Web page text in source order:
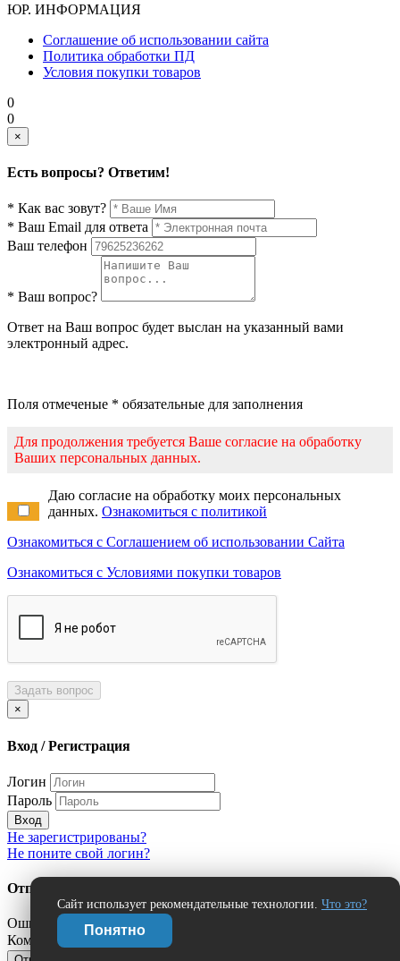
ЮР. ИНФОРМАЦИЯ
Соглашение об использовании сайта
Политика обработки ПД
Условия покупки товаров
Сайт использует рекомендательные технологии. Что это?
Понятно
0
0
×
Есть вопросы? Ответим!
* Как вас зовут?
* Ваш Email для ответа
Ваш телефон
* Ваш вопрос?
Ответ на Ваш вопрос будет выслан на указанный вами
электронный адрес.
Поля отмеченые * обязательные для заполнения
Для продолжения требуется Ваше согласие на обработку
Ваших персональных данных.
Даю согласие на обработку моих персональных
данных. Ознакомиться с политикой
Ознакомиться с Соглашением об использовании Сайта
Ознакомиться с Условиями покупки товаров
Задать вопрос
×
Вход / Регистрация
Логин
Пароль
Вход
Не зарегистрированы?
Не поните свой логин?
Отправить сообщение об ошибке?
Ошибка:
Комментарий (дополнительно)